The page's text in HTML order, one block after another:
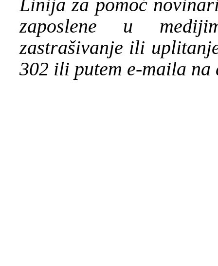
Linija za pomoć
zaposlene u
zastrašivanje ili
302 ili putem e-maila